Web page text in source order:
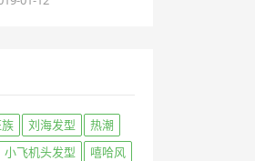
族 刘海发型
热潮
小飞机头发型
嘻哈风